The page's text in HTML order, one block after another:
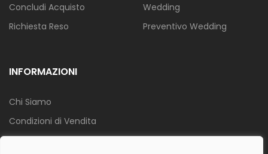
Concludi Acquisto
Richiesta Reso
Wedding
Preventivo Wedding
INFORMAZIONI
Chi Siamo
Condizioni di Vendita
Info Spedizione